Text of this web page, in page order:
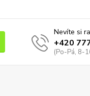
Nevíte si
+420
(Po-Pá, 8-